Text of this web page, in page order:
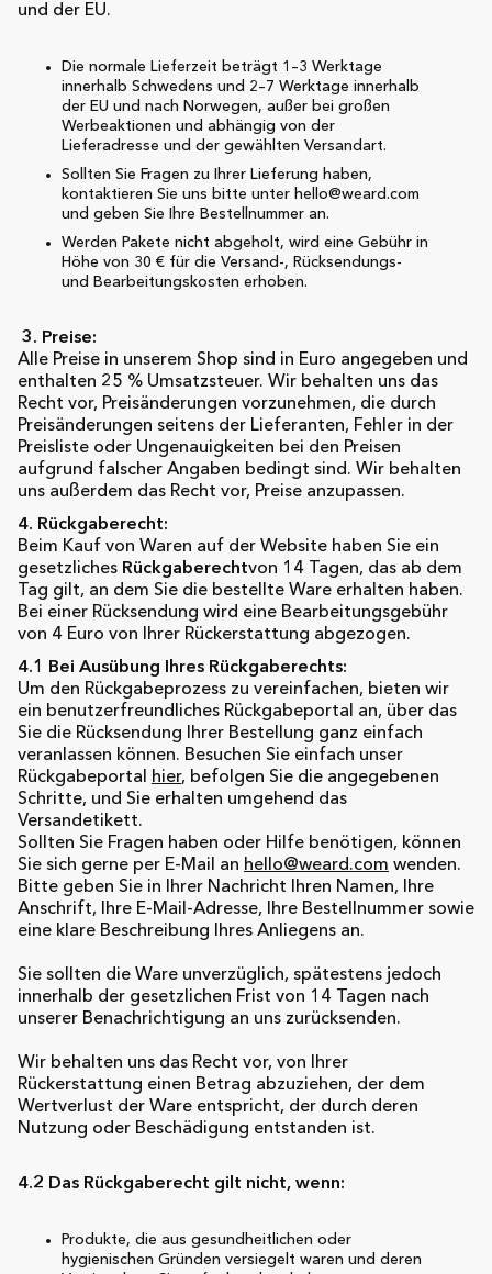
und der EU.
Die normale Lieferzeit beträgt 1–3 Werktage
innerhalb Schwedens und 2–7 Werktage innerhalb
der EU und nach Norwegen, außer bei großen
Werbeaktionen und abhängig von der
Lieferadresse und der gewählten Versandart.
Sollten Sie Fragen zu Ihrer Lieferung haben,
kontaktieren Sie uns bitte unter hello@weard.com
und geben Sie Ihre Bestellnummer an.
Werden Pakete nicht abgeholt, wird eine Gebühr in
Höhe von 30 € für die Versand-, Rücksendungs-
und Bearbeitungskosten erhoben.
3. Preise:
Alle Preise in unserem Shop sind in Euro angegeben und
enthalten 25 % Umsatzsteuer. Wir behalten uns das
Recht vor, Preisänderungen vorzunehmen, die durch
Preisänderungen seitens der Lieferanten, Fehler in der
Preisliste oder Ungenauigkeiten bei den Preisen
aufgrund falscher Angaben bedingt sind. Wir behalten
uns außerdem das Recht vor, Preise anzupassen.
4. Rückgaberecht:
Beim Kauf von Waren auf der Website haben Sie ein
gesetzliches Rückgaberechtvon 14 Tagen, das ab dem
Tag gilt, an dem Sie die bestellte Ware erhalten haben.
Bei einer Rücksendung wird eine Bearbeitungsgebühr
von 4 Euro von Ihrer Rückerstattung abgezogen.
4.1 Bei Ausübung Ihres Rückgaberechts:
Um den Rückgabeprozess zu vereinfachen, bieten wir
ein benutzerfreundliches Rückgabeportal an, über das
Sie die Rücksendung Ihrer Bestellung ganz einfach
veranlassen können. Besuchen Sie einfach unser
Rückgabeportal
hier, befolgen Sie die angegebenen
Schritte, und Sie erhalten umgehend das
Versandetikett.
Sollten Sie Fragen haben oder Hilfe benötigen, können
Sie sich gerne per E-Mail an hello@weard.com wenden.
Bitte geben Sie in Ihrer Nachricht Ihren Namen, Ihre
Anschrift, Ihre E-Mail-Adresse, Ihre Bestellnummer sowie
eine klare Beschreibung Ihres Anliegens an.
Sie sollten die Ware unverzüglich, spätestens jedoch
innerhalb der gesetzlichen Frist von 14 Tagen nach
unserer Benachrichtigung an uns zurücksenden.
Wir behalten uns das Recht vor, von Ihrer
Rückerstattung einen Betrag abzuziehen, der dem
Wertverlust der Ware entspricht, der durch deren
Nutzung oder Beschädigung entstanden ist.
4.2 Das Rückgaberecht gilt nicht, wenn:
Produkte, die aus gesundheitlichen oder
hygienischen Gründen versiegelt waren und deren